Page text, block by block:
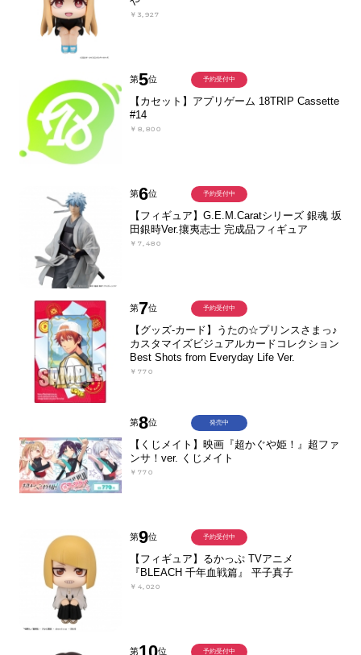
￥3,927
第5位
【カセット】アプリゲーム 18TRIP Cassette
#14
￥8,800
予約受付中
第6位
【フィギュア】G.E.M.Caratシリーズ 銀魂 坂
田銀時Ver.攘夷志士 完成品フィギュア
￥7,480
予約受付中
第7位
【グッズ-カード】うたの☆プリンスさまっ♪
カスタマイズビジュアルカードコレクション
Best Shots from Everyday Life Ver.
￥770
予約受付中
第8位
【くじメイト】映画『超かぐや姫！』超ファ
ンサ！ver. くじメイト
￥770
発売中
第9位
【フィギュア】るかっぷ TVアニメ
『BLEACH 千年血戦篇』 平子真子
￥4,020
予約受付中
第 位 予約受付中